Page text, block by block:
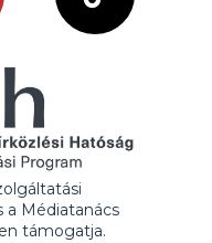
Médiatanács
támogatja.